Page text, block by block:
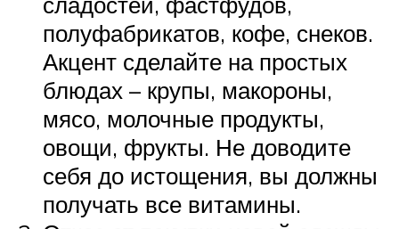
полуфабрикатов, кофе, снеков.
Акцент сделайте на простых
блюдах – крупы, макороны,
мясо, молочные продукты,
овощи, фрукты. Не доводите
себя до истощения, вы должны
получать все витамины.